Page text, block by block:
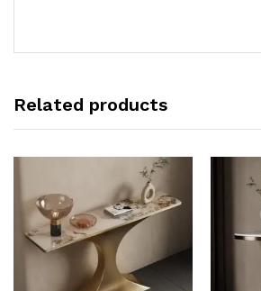
Related products